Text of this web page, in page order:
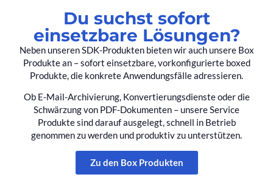
Du suchst sofort
einsetzbare Lösungen?
Neben unseren SDK-Produkten bieten wir auch unsere Box
Produkte an – sofort einsetzbare, vorkonfigurierte boxed
Produkte, die konkrete Anwendungsfälle adressieren.
Ob E-Mail-Archivierung, Konvertierungsdienste oder die
Schwärzung von PDF-Dokumenten – unsere Service
Produkte sind darauf ausgelegt, schnell in Betrieb
genommen zu werden und produktiv zu unterstützen.
Zu den Box Produkten